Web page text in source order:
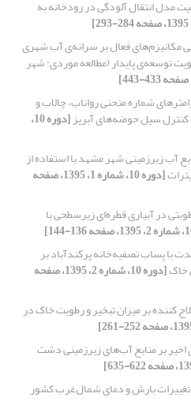
مدل انتقال آلودگی در رودخانه به
فعال بر سرانه‌ی آب شهری
توسعه‌ی پایدار (مطالعه موردی: شهر
شماره منحنی رواناب، چالاب و
کنترل سیل حوضه‌‌های آبریز [دوره 10،
آب زیرزمینی شهر مشهد با استفاده از
[دوره 10، شماره 1، 1395، صفحه
در آبیاری قطره‌ای زیرسطحی با
با پساب تصفیه‌خانه پرکندآباد بر
خاک [دوره 10، شماره 2، 1395، صفحه
کننده بر میزان تبخیر و رطوبت خاک در
بر منابع آب‌های زیرزمینی دشت
بارش و دمای شمال‌غرب کشور